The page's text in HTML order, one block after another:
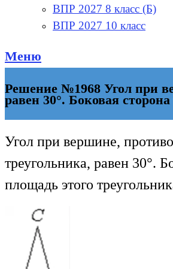
ВПР 2027 8 класс (Б)
ВПР 2027 10 класс
Меню
Решение №1968 Угол при
равен 30°. Боковая
Угол при вершине,
треугольника, равен 30°.
площадь этого